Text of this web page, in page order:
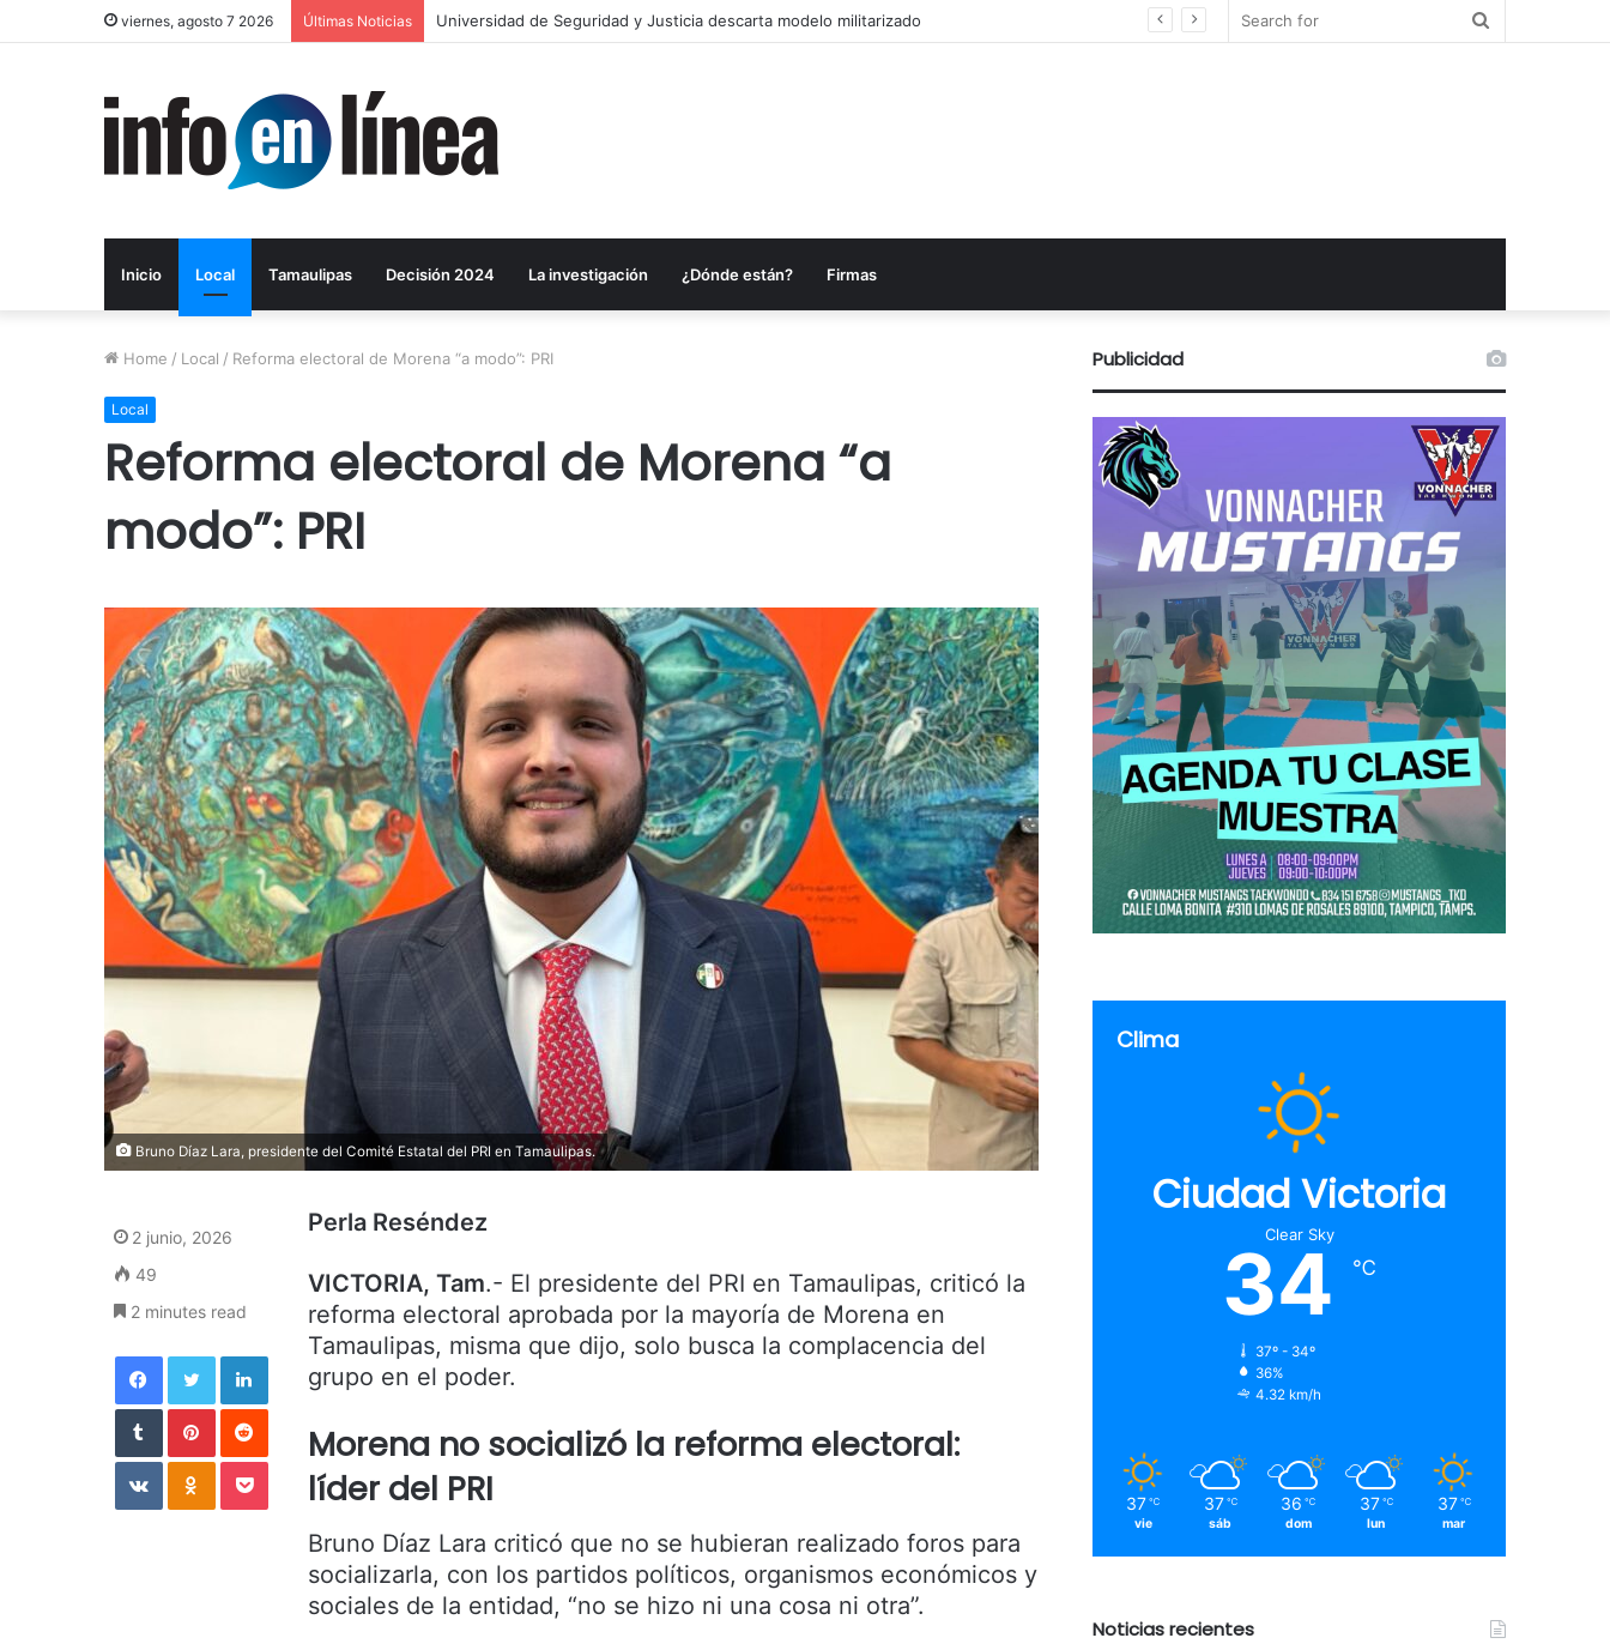
viernes, agosto 7 2026 Últimas Noticias Layda Sansores anuncia acciones para fortalecer sectores en Campeche
Inicio Local Tamaulipas Decisión 2024 La investigación ¿Dónde están? Firmas
Home / Local / Reforma electoral de Morena “a modo”: PRI
Local
Reforma electoral de Morena “a
modo”: PRI
Bruno Díaz Lara, presidente del Comité Estatal del PRI en Tamaulipas.
Perla Reséndez
VICTORIA, Tam.- El presidente del PRI en Tamaulipas, criticó la
reforma electoral aprobada por la mayoría de Morena en
Tamaulipas, misma que dijo, solo busca la complacencia del
grupo en el poder.
Morena no socializó la reforma electoral:
líder del PRI
Bruno Díaz Lara criticó que no se hubieran realizado foros para
socializarla, con los partidos políticos, organismos económicos y
sociales de la entidad, “no se hizo ni una cosa ni otra”.
2 junio, 2026
49
2 minutes read
Facebook Twitter LinkedIn
Tumblr Pinterest Reddit
VKontakte Odnoklassniki Pocket
Publicidad
Clima
Ciudad Victoria
Clear Sky
34 ℃
37º - 34º
36%
4.32 km/h
37 ℃
vie
37 ℃
sáb
36 ℃
dom
37 ℃
lun
37 ℃
mar
Noticias recientes